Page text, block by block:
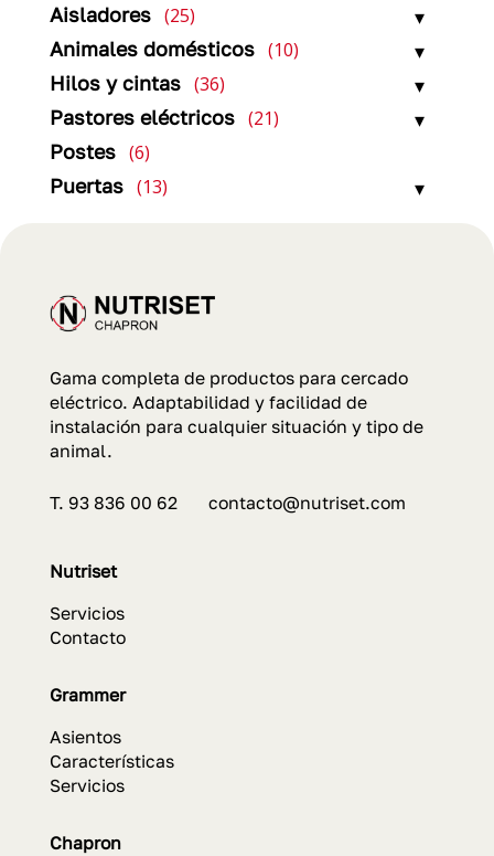
Aisladores 2525
productos
Animales domésticos 1010
Hilos y cintas 3636
Pastores eléctricos 2121
Postes 66
Puertas 1313
Gama completa de productos para cercado
eléctrico. Adaptabilidad y facilidad de
instalación para cualquier situación y tipo de
animal.
T. 93 836 00 62 contacto@nutriset.com
Nutriset
Servicios
Contacto
Grammer
Asientos
Características
Servicios
Chapron